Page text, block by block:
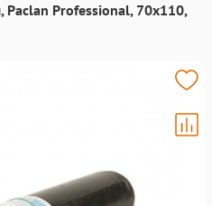
Paclan Professional, 70х110,